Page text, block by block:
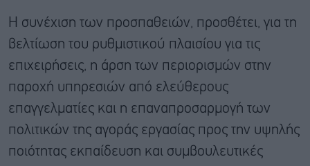
Η συνέχιση των προσπαθειών, προσθέτει, για τη
βελτίωση του ρυθμιστικού πλαισίου για τις
επιχειρήσεις, η άρση των περιορισμών στην
παροχή υπηρεσιών από ελεύθερους
επαγγελματίες και η επαναπροσαρμογή των
πολιτικών της αγοράς εργασίας προς την υψηλής
ποιότητας εκπαίδευση και συμβουλευτικές